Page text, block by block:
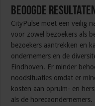
Beoogde
CityPulse moet een veilig
voor zowel bezoekers als
bezoekers aantrekken en
ondernemers en de
Eindhoven. Er minder
noodsituaties omdat er
kosten aan opruim- en
als de